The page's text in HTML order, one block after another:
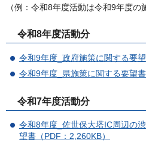
（例：令和8年度活動は令和9年度の
令和8年度活動分
令和9年度_政府施策に関する要
令和9年度_県施策に関する要望書
令和7年度活動分
令和8年度_佐世保大塔IC周辺の
望書（PDF：2,260KB）